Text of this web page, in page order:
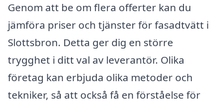
Genom att be om flera offerter kan du
jämföra priser och tjänster för fasadtvätt i
Slottsbron. Detta ger dig en större
trygghet i ditt val av leverantör. Olika
företag kan erbjuda olika metoder och
tekniker, så att också få en förståelse för